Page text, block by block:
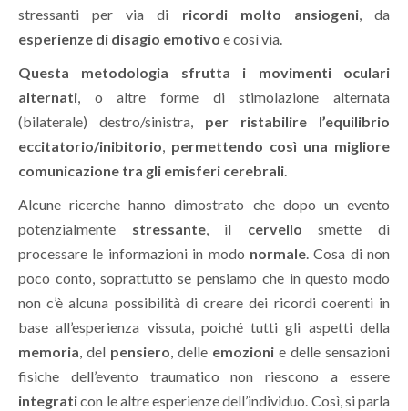
stressanti per via di ricordi molto ansiogeni, da
esperienze di disagio emotivo e così via.
Questa metodologia sfrutta i movimenti oculari
alternati, o altre forme di stimolazione alternata
(bilaterale) destro/sinistra, per ristabilire l’equilibrio
eccitatorio/inibitorio, permettendo così una migliore
comunicazione tra gli emisferi cerebrali.
Alcune ricerche hanno dimostrato che dopo un evento
potenzialmente stressante, il cervello smette di
processare le informazioni in modo normale. Cosa di non
poco conto, soprattutto se pensiamo che in questo modo
non c’è alcuna possibilità di creare dei ricordi coerenti in
base all’esperienza vissuta, poiché tutti gli aspetti della
memoria, del pensiero, delle emozioni e delle sensazioni
fisiche dell’evento traumatico non riescono a essere
integraticon le altre esperienze dell’individuo. Così, si parla